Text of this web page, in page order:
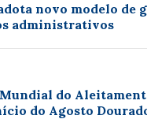
novo modelo de
administrativos
Mundial do
do Agosto